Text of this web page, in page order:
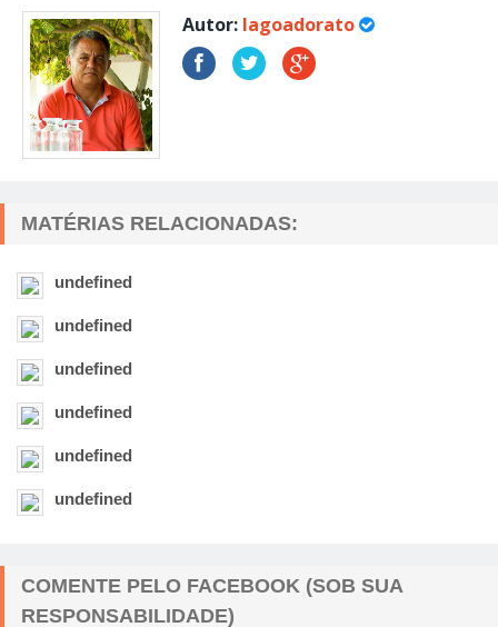
Autor: lagoadorato
MATÉRIAS RELACIONADAS:
undefined
undefined
undefined
undefined
undefined
undefined
COMENTE PELO FACEBOOK (SOB SUA
RESPONSABILIDADE)